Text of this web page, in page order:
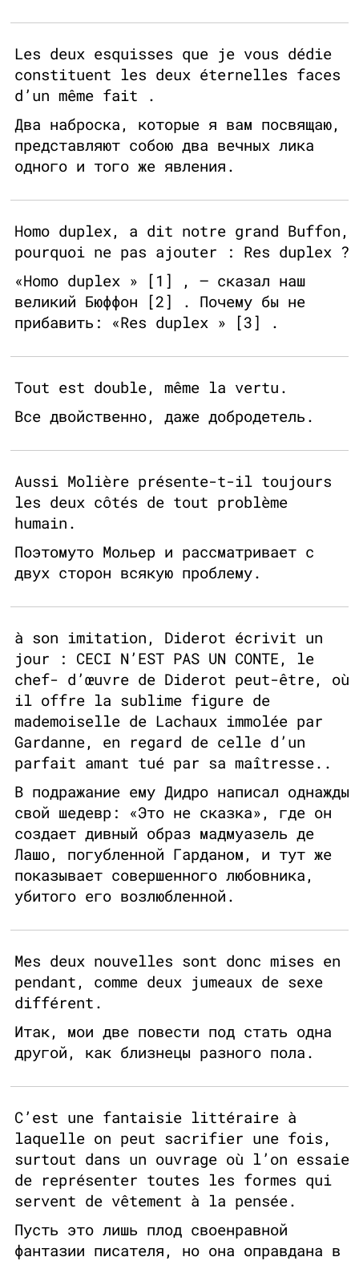
Les deux esquisses que je vous dédie
constituent les deux éternelles faces
d’un même fait .
Два наброска, которые я вам посвящаю,
представляют собою два вечных лика
одного и того же явления.
Homo duplex, a dit notre grand Buffon,
pourquoi ne pas ajouter : Res duplex ?
«Homo duplex » [1] , – сказал наш
великий Бюффон [2] . Почему бы не
прибавить: «Res duplex » [3] .
Tout est double, même la vertu.
Все двойственно, даже добродетель.
Aussi Molière présente-t-il toujours
les deux côtés de tout problème
humain.
Поэтомуто Мольер и рассматривает с
двух сторон всякую проблему.
à son imitation, Diderot écrivit un
jour : CECI N’EST PAS UN CONTE, le
chef- d’œuvre de Diderot peut-être, où
il offre la sublime figure de
mademoiselle de Lachaux immolée par
Gardanne, en regard de celle d’un
parfait amant tué par sa maîtresse..
В подражание ему Дидро написал однажды
свой шедевр: «Это не сказка», где он
создает дивный образ мадмуазель де
Лашо, погубленной Гарданом, и тут же
показывает совершенного любовника,
убитого его возлюбленной.
Mes deux nouvelles sont donc mises en
pendant, comme deux jumeaux de sexe
différent.
Итак, мои две повести под стать одна
другой, как близнецы разного пола.
C’est une fantaisie littéraire à
laquelle on peut sacrifier une fois,
surtout dans un ouvrage où l’on essaie
de représenter toutes les formes qui
servent de vêtement à la pensée.
Пусть это лишь плод своенравной
фантазии писателя, но она оправдана в